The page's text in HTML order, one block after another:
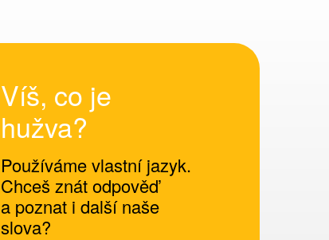
Víš, co je
hužva?
Používáme vlastní jazyk.
Chceš znát odpověď
a poznat i další naše
slova?